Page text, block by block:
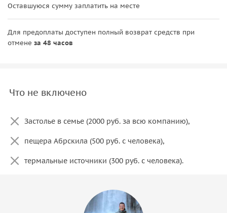
Оставшуюся сумму заплатить на месте
Для предоплаты доступен полный возврат средств при
отмене за 48 часов
Что не включено
Застолье в семье (2000 руб. за всю компанию),
пещера Абрскила (500 руб. с человека),
термальные источники (300 руб. с человека).